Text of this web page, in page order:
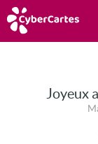
Toutes les
Joyeux